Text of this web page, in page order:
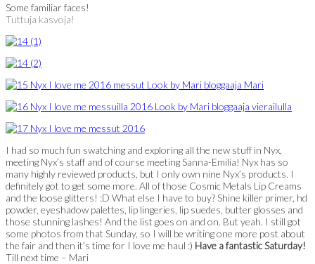
Some familiar faces!
Tuttuja kasvoja!
I had so much fun swatching and exploring all the new stuff in Nyx,
meeting Nyx’s staff and of course meeting Sanna-Emilia! Nyx has so
many highly reviewed products, but I only own nine Nyx’s products. I
definitely got to get some more. All of those Cosmic Metals Lip Creams
and the loose glitters! :D What else I have to buy? Shine killer primer, hd
powder, eyeshadow palettes, lip lingeries, lip suedes, butter glosses and
those stunning lashes! And the list goes on and on. But yeah. I still got
some photos from that Sunday, so I will be writing one more post about
the fair and then it’s time for I love me haul :) Have a fantastic Saturday!
Till next time – Mari